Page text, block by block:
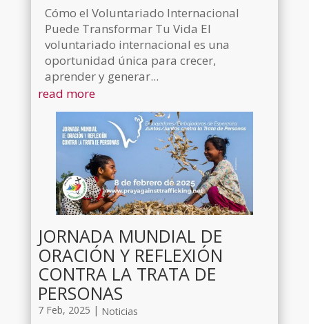
Cómo el Voluntariado Internacional
Puede Transformar Tu Vida El
voluntariado internacional es una
oportunidad única para crecer,
aprender y generar...
read more
JORNADA MUNDIAL DE
ORACIÓN Y REFLEXIÓN
CONTRA LA TRATA DE
PERSONAS
7 Feb, 2025 | Noticias